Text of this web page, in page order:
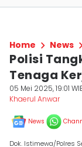
Home News
Polisi
Tenaga
05 Mei 2025, 19:01
Khaerul Anwar
News
Dok. Istimewa/Polres